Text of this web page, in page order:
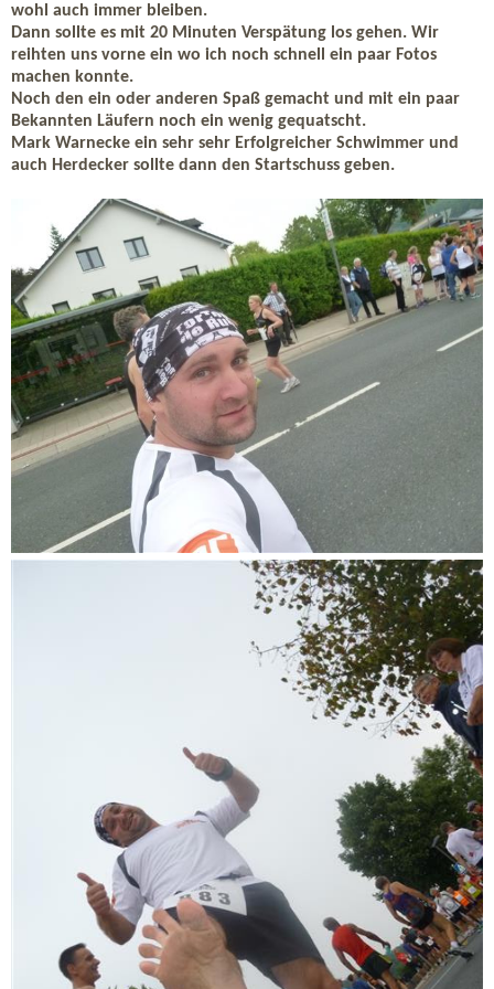
wohl auch immer bleiben.
Dann sollte es mit 20 Minuten Verspätung los gehen. Wir
reihten uns vorne ein wo ich noch schnell ein paar Fotos
machen konnte.
Noch den ein oder anderen Spaß gemacht und mit ein paar
Bekannten Läufern noch ein wenig gequatscht.
Mark Warnecke ein sehr sehr Erfolgreicher Schwimmer und
auch Herdecker sollte dann den Startschuss geben.